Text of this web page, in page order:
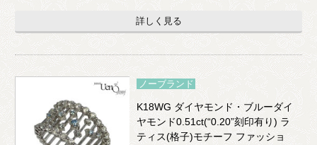
詳しく見る
ノーブランド
K18WG ダイヤモンド・ブルーダイ
ヤモンド0.51ct(“0.20”刻印有り) ラ
ティス(格子)モチーフ ファッショ